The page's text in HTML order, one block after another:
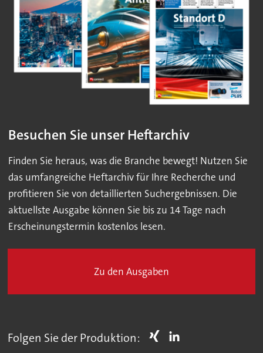
Besuchen Sie unser Heftarchiv
Finden Sie heraus, was die Branche bewegt! Nutzen Sie
das umfangreiche Heftarchiv für Ihre Recherche und
profitieren Sie von detaillierten Suchergebnissen. Die
aktuellste Ausgabe können Sie bis zu 14 Tage nach
Erscheinungstermin kostenlos lesen.
Zu den Ausgaben
Folgen Sie der Produktion: